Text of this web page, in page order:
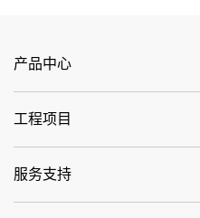
产品中心
工程项目
服务支持